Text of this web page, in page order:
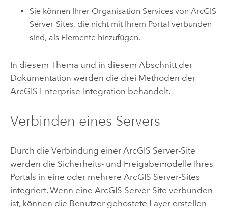
Sie können Ihrer Organisation Services vonArcGIS
Server-Sites, die nicht mit Ihrem Portal verbunden
sind, als Elemente hinzufügen.
In diesem Thema und in diesem Abschnitt der
Dokumentation werden die drei Methoden der
ArcGIS Enterprise-Integration behandelt.
Verbinden eines Servers
Durch die Verbindung einer ArcGIS Server-Site
werden die Sicherheits- und Freigabemodelle Ihres
Portals in eine oder mehrere ArcGIS Server-Sites
integriert. Wenn eine ArcGIS Server-Site verbunden
ist, können die Benutzer gehostete Layer erstellen